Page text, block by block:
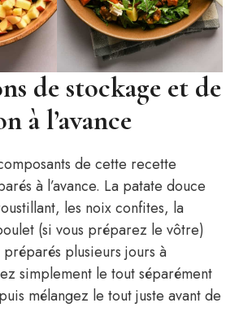
de stockage et de
à l’avance
de cette recette
à l’avance. La patate douce
les noix confites, la
(si vous préparez le vôtre)
plusieurs jours à
simplement le tout séparément
mélangez le tout juste avant de